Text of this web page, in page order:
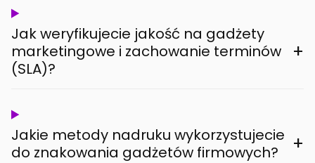
Jak weryfikujecie jakość na gadżety
marketingowe i zachowanie terminów
(SLA)?
+
Jakie metody nadruku wykorzystujecie
do znakowania gadżetów firmowych?
+